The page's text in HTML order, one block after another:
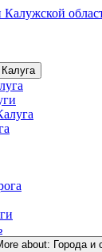
about: Города и